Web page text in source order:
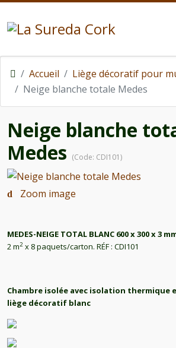
Accueil
Liège décoratif pour
Neige blanche totale Medes
Neige blanche
Medes (Code: CDI101)
Zoom image
MEDES-NEIGE TOTAL BLANC 600 x 300 x 3
2 m2 x 8 paquets/carton. RÉF : CDI101
Chambre isolée avec isolation thermique
liège décoratif blanc